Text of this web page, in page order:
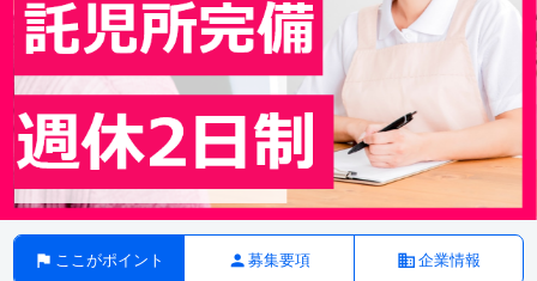
ここがポイント 募集要項 企業情報